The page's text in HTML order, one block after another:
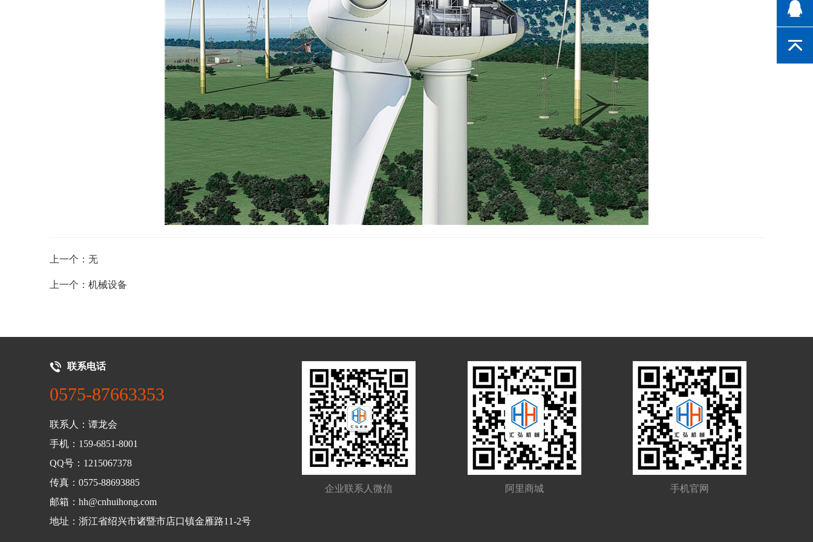
上一个：无
上一个：机械设备
联系电话
0575-87663353
联系人：谭龙会
手机：159-6851-8001
QQ号：1215067378
传真：0575-88693885
邮箱：hh@cnhuihong.com
地址：浙江省绍兴市诸暨市店口镇金雁路11-2号
企业联系人微信 阿里商城 手机官网